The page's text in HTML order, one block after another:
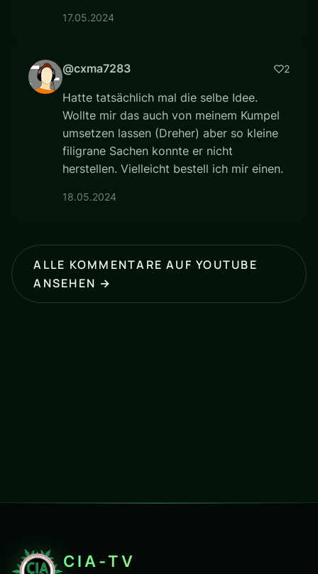
17.05.2024
@cxma7283 2
Hatte tatsächlich mal die selbe Idee.
Wollte mir das auch von meinem Kumpel
umsetzen lassen (Dreher) aber so kleine
filigrane Sachen konnte er nicht
herstellen. Vielleicht bestell ich mir einen.
18.05.2024
ALLE KOMMENTARE AUF YOUTUBE
ANSEHEN →
CIA-TV